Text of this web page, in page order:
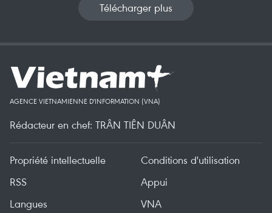
Télécharger plus
AGENCE VIETNAMIENNE D'INFORMATION (VNA)
Rédacteur en chef: TRÂN TIÊN DUÂN
Propriété intellectuelle
Conditions d'utilisation
RSS
Appui
Langues
VNA